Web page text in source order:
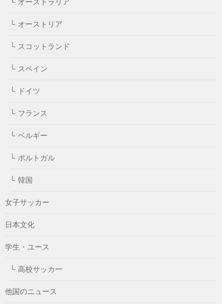
オーストラリア
オーストリア
スコットランド
スペイン
ドイツ
フランス
ベルギー
ポルトガル
韓国
女子サッカー
日本文化
学生・ユース
高校サッカー
他国のニュース